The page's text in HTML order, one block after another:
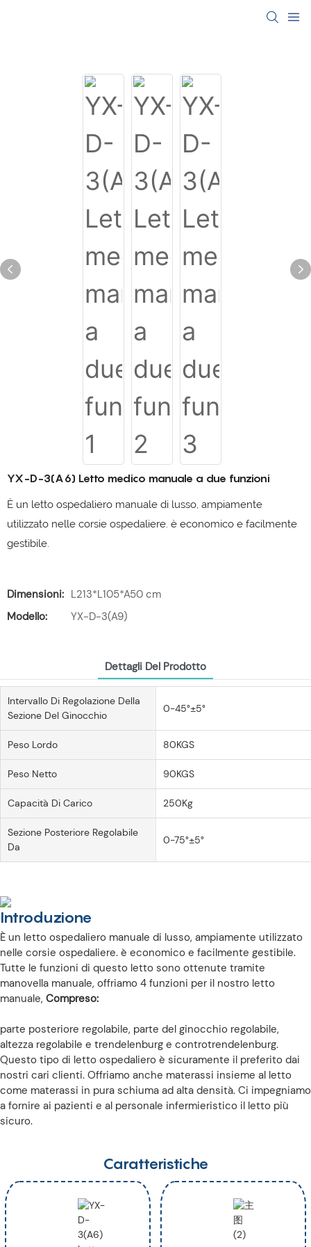
YX-D-3(A6) Letto medico manuale a due funzioni
È un letto ospedaliero manuale di lusso, ampiamente
utilizzato nelle corsie ospedaliere. è economico e facilmente
gestibile.
Dimensioni: L213*L105*A50 cm
Modello:
YX-D-3(A9)
Dettagli Del Prodotto
Intervallo Di Regolazione Della
Sezione Del Ginocchio
0-45°±5°
Peso Lordo 80KGS
Peso Netto 90KGS
Capacità Di Carico 250Kg
Sezione Posteriore Regolabile
Da
0-75°±5°
Introduzione
È un letto ospedaliero manuale di lusso, ampiamente utilizzato
nelle corsie ospedaliere. è economico e facilmente gestibile.
Tutte le funzioni di questo letto sono ottenute tramite
manovella manuale, offriamo 4 funzioni per il nostro letto
manuale, Compreso:
parte posteriore regolabile, parte del ginocchio regolabile,
altezza regolabile e trendelenburg e controtrendelenburg.
Questo tipo di letto ospedaliero è sicuramente il preferito dai
nostri cari clienti. Offriamo anche materassi insieme al letto
come materassi in pura schiuma ad alta densità. Ci impegniamo
a fornire ai pazienti e al personale infermieristico il letto più
sicuro.
Caratteristiche